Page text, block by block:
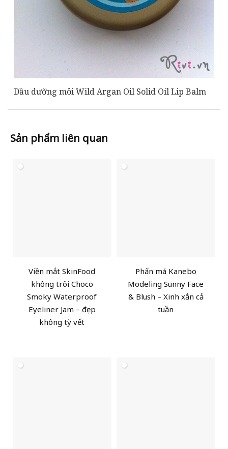
Dầu dưỡng môi Wild Argan Oil Solid Oil Lip Balm
Sản phẩm liên quan
Viền mắt SkinFood
không trôi Choco
Smoky Waterproof
Eyeliner Jam – đẹp
không tỳ vết
Phấn má Kanebo
Modeling Sunny Face
& Blush – Xinh xắn cả
tuần